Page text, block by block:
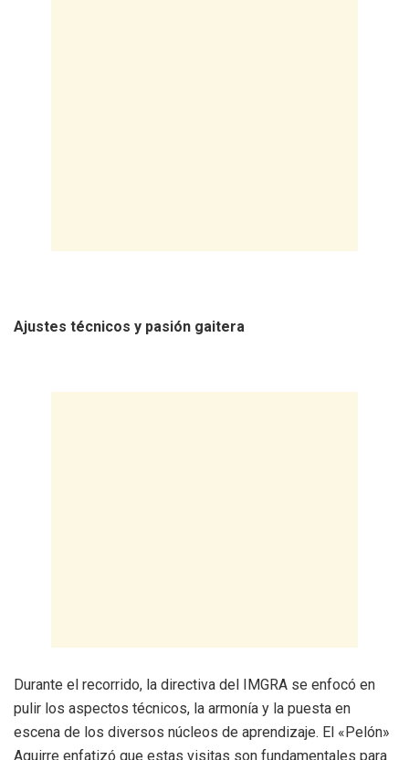
‎Ajustes técnicos y pasión gaitera
‎Durante el recorrido, la directiva del IMGRA se enfocó en
pulir los aspectos técnicos, la armonía y la puesta en
escena de los diversos núcleos de aprendizaje. El «Pelón»
Aguirre enfatizó que estas visitas son fundamentales para